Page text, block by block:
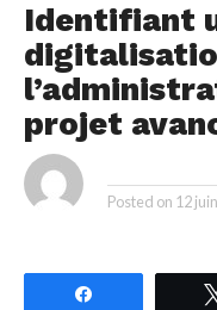
Identifiant
projet
Posted on 12